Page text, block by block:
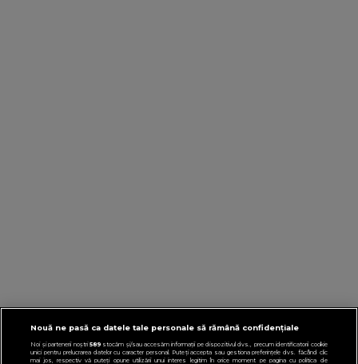
Nouă ne pasă ca datele tale personale să rămână confidențiale
Noi și partenerii noștri589stocăm și/sau accesăm informații pe dispozitivul dvs., precum identificatorii cookie
unici pentru prelucrarea datelor cu caracter personal. Puteți accepta sau gestiona preferințele dvs. făcând clic
mai jos, respectiv vă puteți opune utilizării unui interes legitim în orice moment pe pagina cu politica de